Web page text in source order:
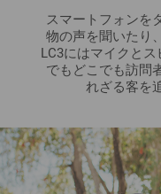
スマートフォンを
物の声を聞いたり
LC3にはマイクと
でもどこでも訪問
れざる客を